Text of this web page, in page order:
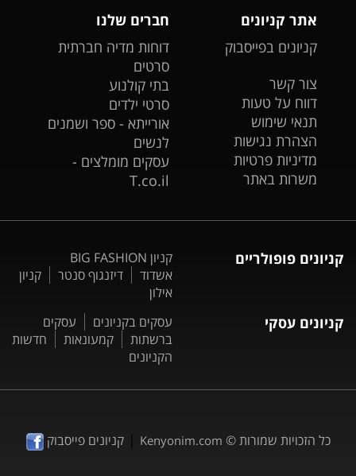
אתר קניונים
קניונים בפייסבוק
צור קשר
דווח על טעות
תנאי שימוש
הצהרת נגישות
מדיניות פרטיות
משרות באתר
חברים שלנו
דוחות מדיה חברתית
סרטים
בתי קולנוע
סרטי ילדים
אורייתא - ספר ושמנים
לנשים
עסקים מומלצים -
T.co.il
קניונים פופולריים
קניון BIG FASHION
אשדוד
דיזנגוף סנטר
קניון
אילון
קניונים עסקי עסקים בקניונים
עסקים
ברשתות
קמעונאות
חדשות
הקניונים
כל הזכויות שמורות © Kenyonim.com
|קניונים פייסבוק